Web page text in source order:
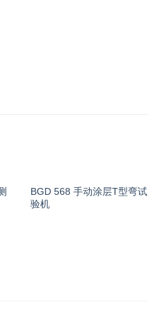
BGD 568 手动涂层T型弯试
验机